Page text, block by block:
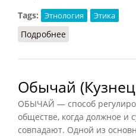
Tags:
Этнология Этика
Подробнее
Обычай
ОБЫЧАЙ — способ
обществе, когда должное и
совпадают. Одной из